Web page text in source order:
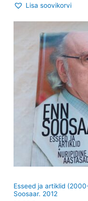
Lisa soovikorvi
Esseed ja artiklid
Soosaar. 2012